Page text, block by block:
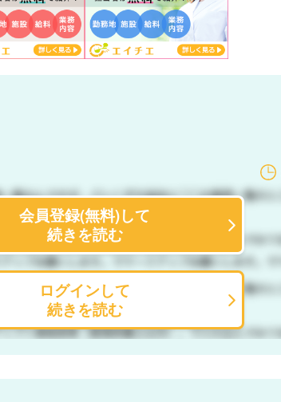
会員登録(無料)して
続きを読む
ログインして
続きを読む